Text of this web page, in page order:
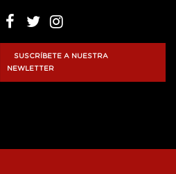
SUSCRÍBETE A NUESTRA
NEWLETTER